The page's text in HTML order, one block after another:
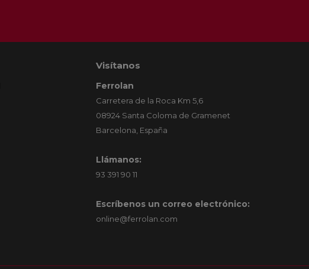
Visítanos
Ferrolan
Carretera de la Roca Km 5,6
08924 Santa Coloma de Gramenet
Barcelona, España
Llámanos:
93 391 90 11
Escríbenos un correo electrónico:
online@ferrolan.com